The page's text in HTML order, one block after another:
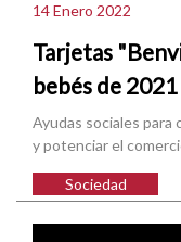
14 Enero 2022
Tarjetas
bebés de 2021
Ayudas sociales para
y potenciar el
Sociedad